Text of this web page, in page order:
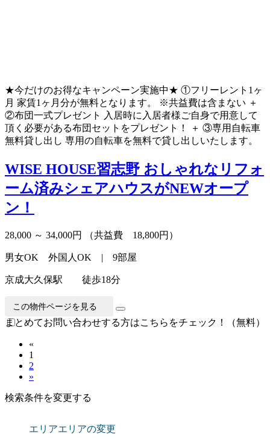
★今だけのお得なキャンペーン実施中★ ①フリーレント1ヶ
月 家賃1ヶ月分が無料となります。 ※共益費は含まない ＋
②布団一式プレゼント 入居時に入居者様ご自身で用意して
頂く必要がある布団セットをプレゼント！ ＋ ③専用自転車
無料貸し出し 専用の自転車を無料で貸し出しいたします。
WISE HOUSE習志野 おしゃれなリフォ
ーム済みシェアハウスがNEWオープ
ン！
28,000 ～ 34,000円 （共益費 18,800円）
男女OK 外国人OK | 9部屋
京成大久保駅 徒歩18分
この物件ページを見る
まとめてお問い合わせする方はこちらをチェック！（無料）
«
1
2
»
検索条件を変更する
エリアエリアの変更